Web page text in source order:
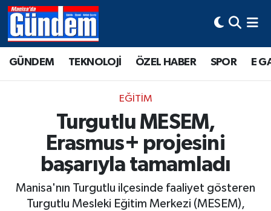
GÜNDEM TEKNOLOJİ ÖZEL HABER SPOR E
EĞİTİM
Turgutlu MESEM,
Erasmus+ projesini
başarıyla tamamladı
Manisa'nın Turgutlu ilçesinde faaliyet gösteren
Turgutlu Mesleki Eğitim Merkezi (MESEM),
Manisa Hava Durumu
Tüm Manşetler
Son Dakika Haberleri
Haber Arşivi